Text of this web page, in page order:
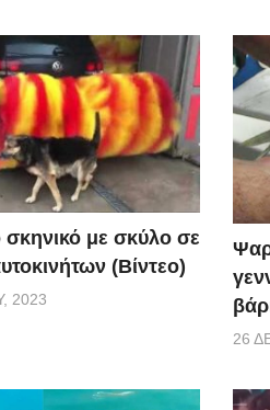
σκηνικό με σκύλο σε
(Βίντεο)
2023
26